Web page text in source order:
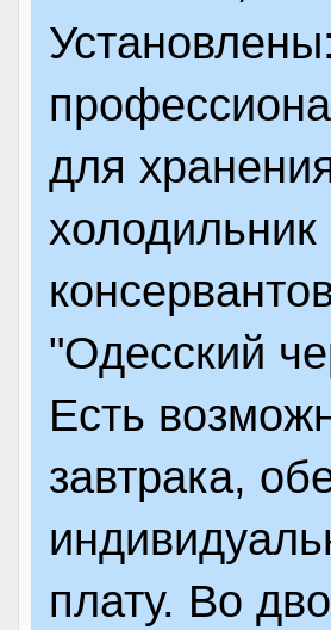
для
"Одесский
Есть
завтрака,
плату. Во